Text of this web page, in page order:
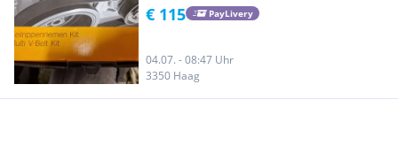
€ 115 PayLivery
04.07. - 08:47 Uhr
3350 Haag